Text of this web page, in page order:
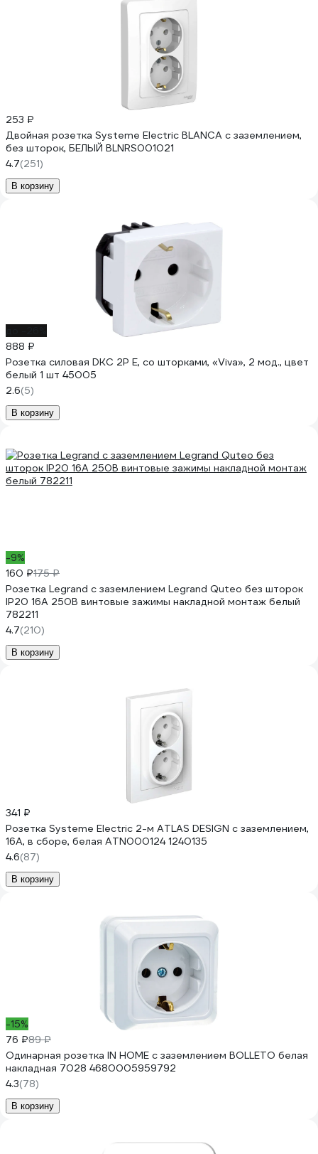
253 ₽
Двойная розетка Systeme Electric BLANCA с заземлением,
без шторок, БЕЛЫЙ BLNRS001021
4.7(251)
В корзину
888 ₽
Розетка силовая DKC 2Р Е, со шторками, «Viva», 2 мод., цвет
белый 1 шт 45005
2.6(5)
В корзину
-9%
160 ₽175 ₽
Розетка Legrand с заземлением Legrand Quteo без шторок
IP20 16А 250В винтовые зажимы накладной монтаж белый
782211
4.7(210)
В корзину
341 ₽
Розетка Systeme Electric 2-м ATLAS DESIGN с заземлением,
16А, в сборе, белая ATN000124 1240135
4.6(87)
В корзину
-15%
76 ₽89 ₽
Одинарная розетка IN HOME с заземлением BOLLETO белая
накладная 7028 4680005959792
4.3(78)
В корзину